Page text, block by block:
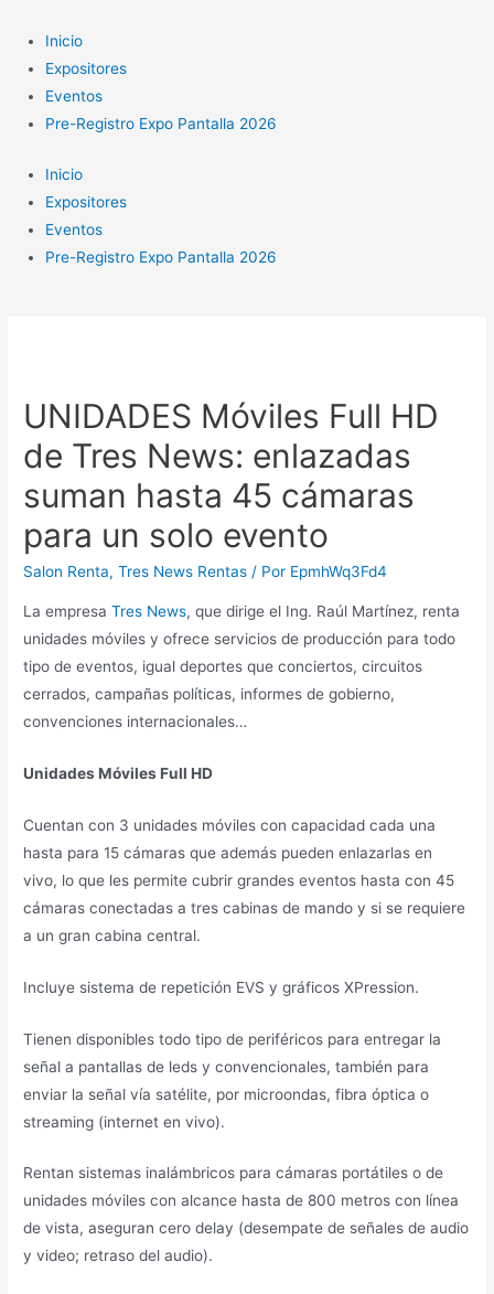
contenido
Inicio
Expositores
Eventos
Pre-Registro Expo Pantalla 2026
Inicio
Expositores
Eventos
Pre-Registro Expo Pantalla 2026
UNIDADES Móviles Full HD
de Tres News: enlazadas
suman hasta 45 cámaras
para un solo evento
Salon Renta,Tres News Rentas / Por EpmhWq3Fd4
La empresaTres News, que dirige el Ing. Raúl Martínez, renta
unidades móviles y ofrece servicios de producción para todo
tipo de eventos, igual deportes que conciertos, circuitos
cerrados, campañas políticas, informes de gobierno,
convenciones internacionales…
Unidades Móviles Full HD
Cuentan con 3 unidades móviles con capacidad cada una
hasta para 15 cámaras que además pueden enlazarlas en
vivo, lo que les permite cubrir grandes eventos hasta con 45
cámaras conectadas a tres cabinas de mando y si se requiere
a un gran cabina central.
Incluye sistema de repetición EVS y gráficos XPression.
Tienen disponibles todo tipo de periféricos para entregar la
señal a pantallas de leds y convencionales, también para
enviar la señal vía satélite, por microondas, fibra óptica o
streaming (internet en vivo).
Rentan sistemas inalámbricos para cámaras portátiles o de
unidades móviles con alcance hasta de 800 metros con línea
de vista, aseguran cero delay (desempate de señales de audio
y video; retraso del audio).